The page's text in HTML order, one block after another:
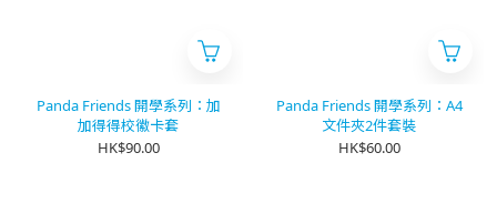
Panda Friends 開學系列：加
加得得校徽卡套
HK$90.00
Panda Friends 開學系列：A4
文件夾2件套裝
HK$60.00